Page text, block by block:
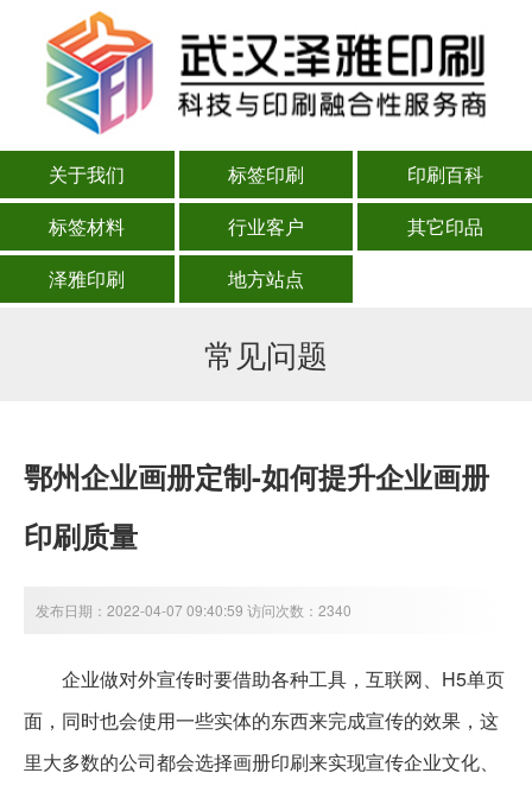
关于我们 标签印刷
印刷百科
标签材料
行业客户
其它印品
泽雅印刷
地方站点
常见问题
鄂州企业画册定制-如何提升企业画册
印刷质量
发布日期：2022-04-07 09:40:59 访问次数：2340
企业做对外宣传时要借助各种工具，互联网、H5单页
面，同时也会使用一些实体的东西来完成宣传的效果，这
里大多数的公司都会选择画册印刷来实现宣传企业文化、